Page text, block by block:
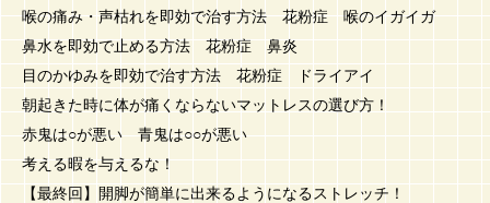
喉の痛み・声枯れを即効で治す方法 花粉症 喉のイガイガ
鼻水を即効で止める方法 花粉症 鼻炎
目のかゆみを即効で治す方法 花粉症 ドライアイ
朝起きた時に体が痛くならないマットレスの選び方！
赤鬼は○が悪い 青鬼は○○が悪い
考える暇を与えるな！
【最終回】開脚が簡単に出来るようになるストレッチ！